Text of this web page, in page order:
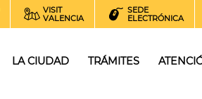
VISIT
VALENCIA
SEDE
ELECTRÓNICA
LA CIUDAD TRÁMITES